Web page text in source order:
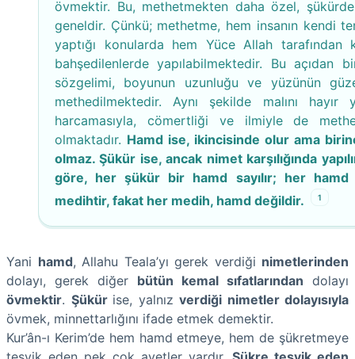
övmektir. Bu, methetmekten daha özel,
geneldir. Çünkü; methetme, hem insanın kendi
yaptığı konularda hem Yüce Allah tarafından
bahşedilenlerde yapılabilmektedir. Bu açıdan
sözgelimi, boyunun uzunluğu ve yüzünün
methedilmektedir. Aynı şekilde malını hayır
harcamasıyla, cömertliği ve ilmiyle de
olmaktadır. Hamd ise, ikincisinde olur ama
olmaz. Şükür ise, ancak nimet karşılığında
göre, her şükür bir hamd sayılır; her
medihtir, fakat her medih, hamd değildir.
1
Yani hamd, Allahu Teala’yı gerek verdiği nimetlerinden
dolayı, gerek diğer bütün kemal sıfatlarından dolayı
övmektir. Şükür ise, yalnız verdiği nimetler dolayısıyla
övmek, minnettarlığını ifade etmek demektir.
Kur’ân-ı Kerim’de hem hamd etmeye, hem de şükretmeye